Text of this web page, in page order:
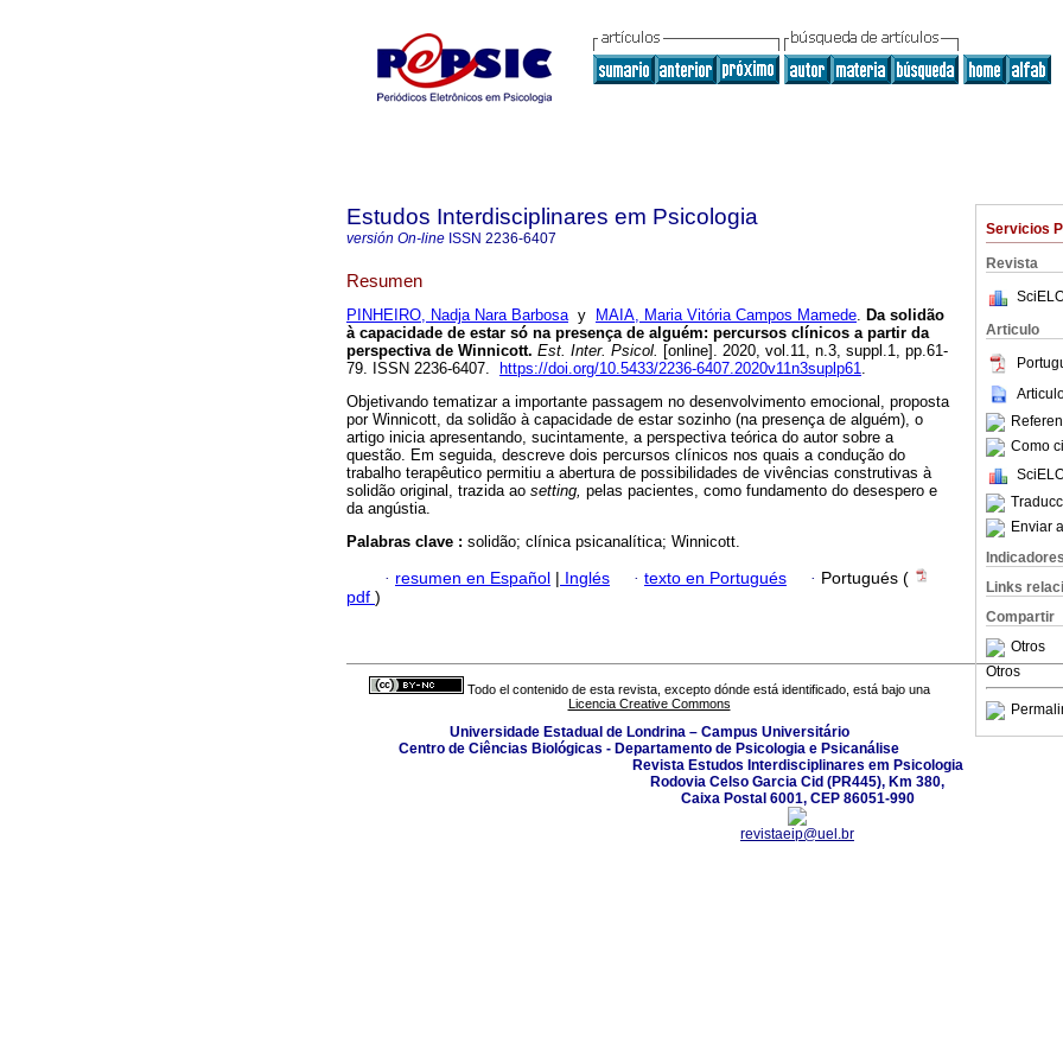
Servicios
Revista
Articulo
Como
Enviar
Indicadores
Links
Compartir
Otros
Otros
Estudos Interdisciplinares em Psicologia
versión On-line ISSN 2236-6407
Resumen
PINHEIRO, Nadja Nara Barbosay MAIA, Maria Vitória Campos Mamede. Da solidão
à capacidade de estar só na presença de alguém: percursos clínicos a partir da
perspectiva de Winnicott. Est. Inter. Psicol. [online]. 2020, vol.11, n.3, suppl.1, pp.61-
79. ISSN 2236-6407.
https://doi.org/10.5433/2236-6407.2020v11n3suplp61.
Objetivando tematizar a importante passagem no desenvolvimento emocional, proposta
por Winnicott, da solidão à capacidade de estar sozinho (na presença de alguém), o
artigo inicia apresentando, sucintamente, a perspectiva teórica do autor sobre a
questão. Em seguida, descreve dois percursos clínicos nos quais a condução do
trabalho terapêutico permitiu a abertura de possibilidades de vivências construtivas à
solidão original, trazida ao setting, pelas pacientes, como fundamento do desespero e
da angústia.
Palabras clave : solidão; clínica psicanalítica; Winnicott.
· resumen en Español | Inglés · texto en Portugués · Portugués (
pdf )
Todo el contenido de esta revista, excepto dónde está identificado, está bajo una
Licencia Creative Commons
Universidade Estadual de Londrina – Campus Universitário
Centro de Ciências Biológicas - Departamento de Psicologia e Psicanálise
Revista Estudos Interdisciplinares em Psicologia
Rodovia Celso Garcia Cid (PR445), Km 380,
Caixa Postal 6001, CEP 86051-990
revistaeip@uel.br